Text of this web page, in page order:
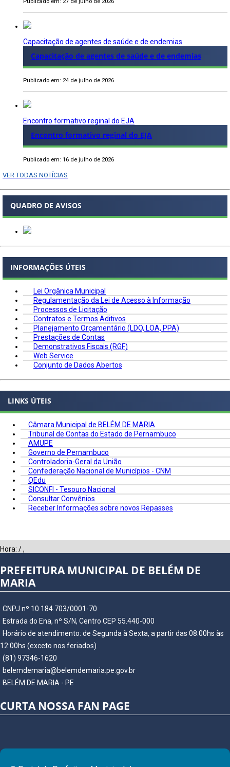
Publicado em: 27 de julho de 2026
Capacitação de agentes de saúde e de endemias
Capacitação de agentes de saúde e de endemias
Publicado em: 24 de julho de 2026
Encontro formativo reginal do EJA
Encontro formativo reginal do EJA
Publicado em: 16 de julho de 2026
VER TODAS NOTÍCIAS
QUADRO DE AVISOS
INFORMAÇÕES ÚTEIS
Lei Orgânica Municipal
Regulamentação da Lei de Acesso à Informação
Processos de Licitação
Contratos e Termos Aditivos
Planejamento Orçamentário (LDO, LOA, PPA)
Prestações de Contas
Demonstrativos Fiscais (RGF)
Web Service
Conjunto de Dados Abertos
LINKS ÚTEIS
Câmara Municipal de BELÉM DE MARIA
Tribunal de Contas do Estado de Pernambuco
AMUPE
Governo de Pernambuco
Controladoria-Geral da União
Confederação Nacional de Municípios - CNM
QEdu
SICONFI - Tesouro Nacional
Consultar Convênios
Receber Informações sobre novos Repasses
Hora: /,
PREFEITURA MUNICIPAL DE BELÉM DE
MARIA
CNPJ nº 10.184.703/0001-70
Estrada do Ena, nº S/N, Centro CEP 55.440-000
Horário de atendimento: de Segunda à Sexta, a partir das 08:00hs às
12:00hs (exceto nos feriados)
(81) 97346-1620
belemdemaria@belemdemaria.pe.gov.br
BELÉM DE MARIA - PE
CURTA NOSSA FAN PAGE